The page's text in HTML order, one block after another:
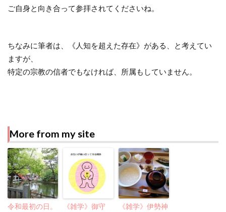
ご自身と向き合って参拝されてくださいね。
ちなみに筆者は、《人知を超えた存在》がある、と考えてい
ますが、
特定の宗教の信者でもなければ、所属もしていません。
More from my site
令和最初の日。
《雑学》御守
《雑学》伊勢神